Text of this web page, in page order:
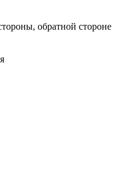
обратной стороне